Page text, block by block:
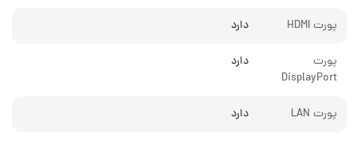
پورت HDMI دارد
پورت
DisplayPort
دارد
پورت LAN دارد